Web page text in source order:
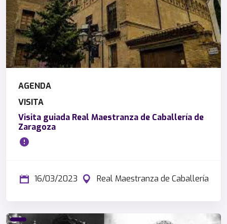
AGENDA
VISITA
Visita guiada Real Maestranza de Caballería de
Zaragoza
16/03/2023 Real Maestranza de Caballería